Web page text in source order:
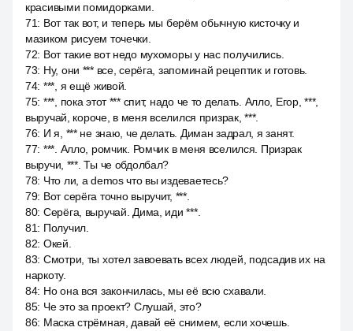
красивыми помидорками.
71: Вот так вот, и теперь мы берём обычную кисточку и
мазиком рисуем точечки.
72: Вот такие вот недо мухоморы у нас получились.
73: Ну, они *** все, серёга, запоминай рецептик и готовь.
74: ***, я ещё живой.
75: ***, пока этот *** спит, надо че то делать. Алло, Егор, ***,
выручай, короче, в меня вселился призрак, ***.
76: И я, *** не знаю, че делать. Диман задрал, я занят.
77: ***. Алло, ромчик. Ромчик в меня вселился. Призрак
выручи, ***. Ты че обдолбал?
78: Что ли, а demos что вы издеваетесь?
79: Вот серёга точно выручит, ***.
80: Серёга, выручай. Дима, иди ***.
81: Получил.
82: Окей.
83: Смотри, ты хотел завоевать всех людей, подсадив их на
наркоту.
84: Но она вся закончилась, мы её всю схавали.
85: Че это за проект? Слушай, это?
86: Маска стрёмная, давай её снимем, если хочешь.